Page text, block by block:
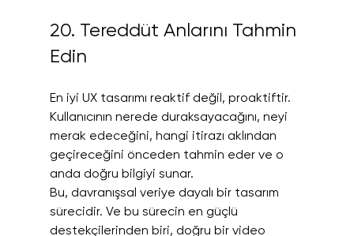
20. Tereddüt Anlarını Tahmin
Edin
En iyi UX tasarımı reaktif değil, proaktiftir.
Kullanıcının nerede duraksayacağını, neyi
merak edeceğini, hangi itirazı aklından
geçireceğini önceden tahmin eder ve o
anda doğru bilgiyi sunar.
Bu, davranışsal veriye dayalı bir tasarım
sürecidir. Ve bu sürecin en güçlü
destekçilerinden biri, doğru bir video